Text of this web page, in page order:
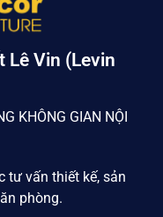
Lê Vin (Levin
KHÔNG GIAN NỘI
tư vấn thiết kế, sản
phòng.